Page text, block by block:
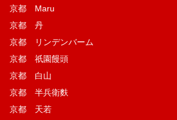
京都 Maru
京都 丹
京都 リンデンバーム
京都 祇園饅頭
京都 白山
京都 半兵衛麩
京都 天若